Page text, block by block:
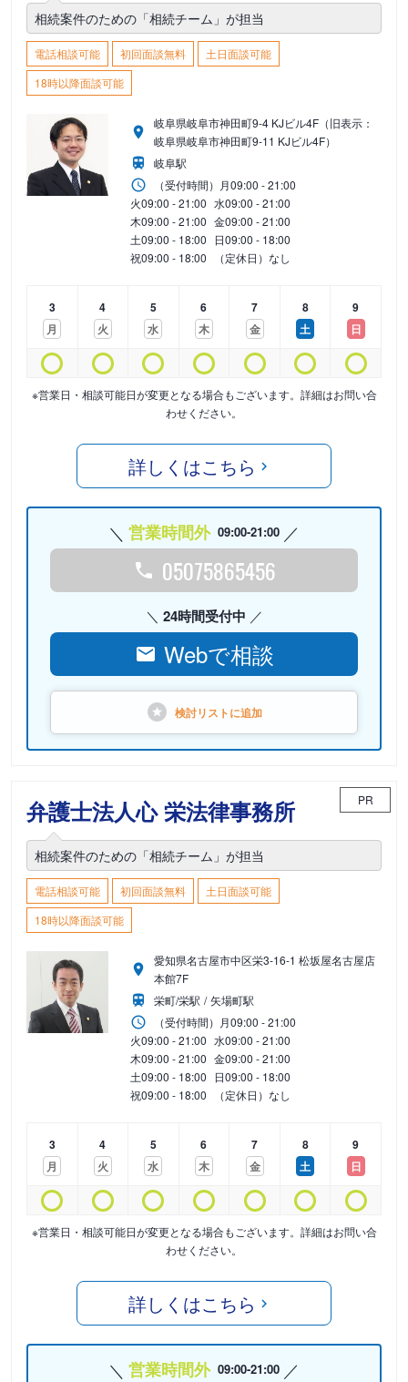
相続案件のための「相続チーム」が担当
電話相談可能 初回面談無料
土日面談可能
18時以降面談可能
岐阜県岐阜市神田町9-4 KJビル4F（旧表示：
岐阜県岐阜市神田町9-11 KJビル4F）
岐阜駅
（受付時間） 月09:00 - 21:00
火09:00 - 21:00 水09:00 - 21:00
木09:00 - 21:00 金09:00 - 21:00
土09:00 - 18:00 日09:00 - 18:00
祝09:00 - 18:00 （定休日）なし
3
月
4
火
5
水
6
木
7
金
8
土
9
日
※営業日・相談可能日が変更となる場合もございます。詳細はお問い合
わせください。
詳しくはこちら
営業時間外 09:00-21:00
05075865456
24時間受付中
Webで相談
検討リストに追加
弁護士法人心 栄法律事務所 PR
相続案件のための「相続チーム」が担当
電話相談可能 初回面談無料
土日面談可能
18時以降面談可能
愛知県名古屋市中区栄3-16-1 松坂屋名古屋店
本館7F
栄町/栄駅
矢場町駅
（受付時間） 月09:00 - 21:00
火09:00 - 21:00 水09:00 - 21:00
木09:00 - 21:00 金09:00 - 21:00
土09:00 - 18:00 日09:00 - 18:00
祝09:00 - 18:00 （定休日）なし
3
月
4
火
5
水
6
木
7
金
8
土
9
日
※営業日・相談可能日が変更となる場合もございます。詳細はお問い合
わせください。
詳しくはこちら
営業時間外 09:00-21:00